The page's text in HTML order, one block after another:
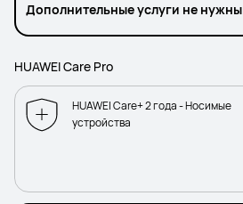
Дополнительные услуги не нужны
HUAWEI Care Pro
HUAWEI Care+ 2 года - Носимые
устройства